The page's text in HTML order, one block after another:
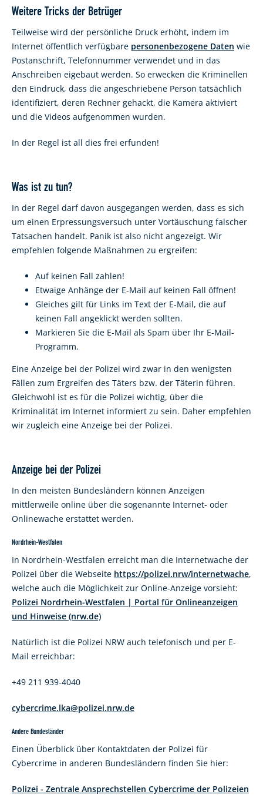
Weitere Tricks der Betrüger
Teilweise wird der persönliche Druck erhöht, indem im
Internet öffentlich verfügbare personenbezogene Daten wie
Postanschrift, Telefonnummer verwendet und in das
Anschreiben eigebaut werden. So erwecken die Kriminellen
den Eindruck, dass die angeschriebene Person tatsächlich
identifiziert, deren Rechner gehackt, die Kamera aktiviert
und die Videos aufgenommen wurden.
In der Regel ist all dies frei erfunden!
Was ist zu tun?
In der Regel darf davon ausgegangen werden, dass es sich
um einen Erpressungsversuch unter Vortäuschung falscher
Tatsachen handelt. Panik ist also nicht angezeigt. Wir
empfehlen folgende Maßnahmen zu ergreifen:
Auf keinen Fall zahlen!
Etwaige Anhänge der E-Mail auf keinen Fall öffnen!
Gleiches gilt für Links im Text der E-Mail, die auf
keinen Fall angeklickt werden sollten.
Markieren Sie die E-Mail als Spam über Ihr E-Mail-
Programm.
Eine Anzeige bei der Polizei wird zwar in den wenigsten
Fällen zum Ergreifen des Täters bzw. der Täterin führen.
Gleichwohl ist es für die Polizei wichtig, über die
Kriminalität im Internet informiert zu sein. Daher empfehlen
wir zugleich eine Anzeige bei der Polizei.
Anzeige bei der Polizei
In den meisten Bundesländern können Anzeigen
mittlerweile online über die sogenannte Internet- oder
Onlinewache erstattet werden.
Nordrhein-Westfalen
In Nordrhein-Westfalen erreicht man die Internetwache der
Polizei über die Webseite https://polizei.nrw/internetwache,
welche auch die Möglichkeit zur Online-Anzeige vorsieht:
Polizei Nordrhein-Westfalen | Portal für Onlineanzeigen
und Hinweise (nrw.de)
Natürlich ist die Polizei NRW auch telefonisch und per E-
Mail erreichbar:
+49 211 939-4040
cybercrime.lka@polizei.nrw.de
Andere Bundesländer
Einen Überblick über Kontaktdaten der Polizei für
Cybercrime in anderen Bundesländern finden Sie hier:
Polizei - Zentrale Ansprechstellen Cybercrime der Polizeien